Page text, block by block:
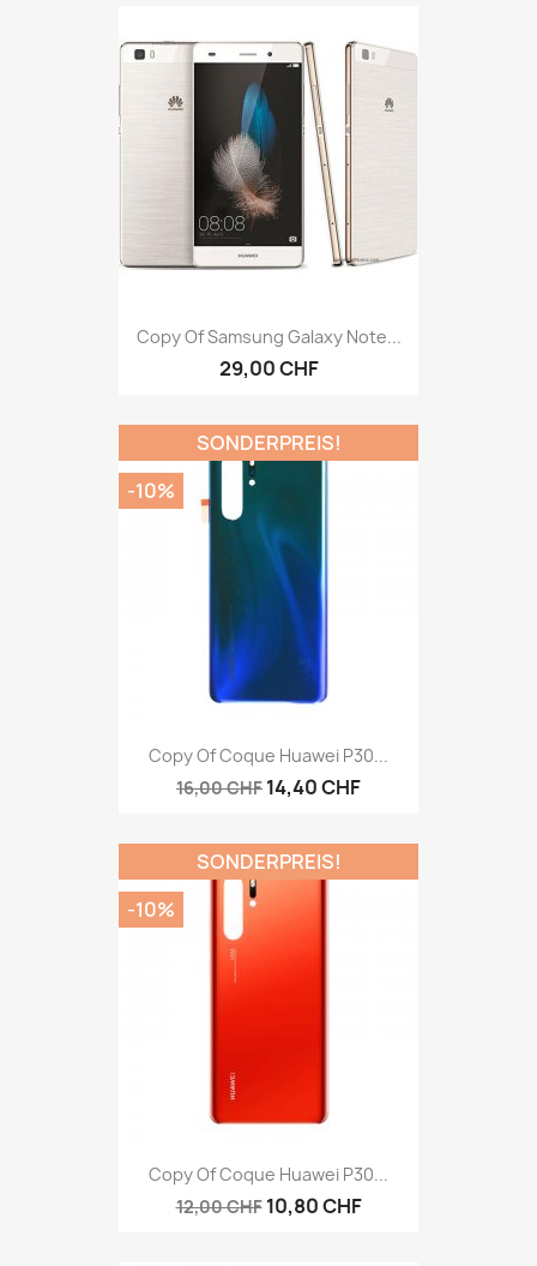
Copy Of Samsung Galaxy Note...
29,00 CHF
Copy Of Coque Huawei P30...
16,00 CHF 14,40 CHF
SONDERPREIS!
-10%
Copy Of Coque Huawei P30...
12,00 CHF 10,80 CHF
SONDERPREIS!
-10%